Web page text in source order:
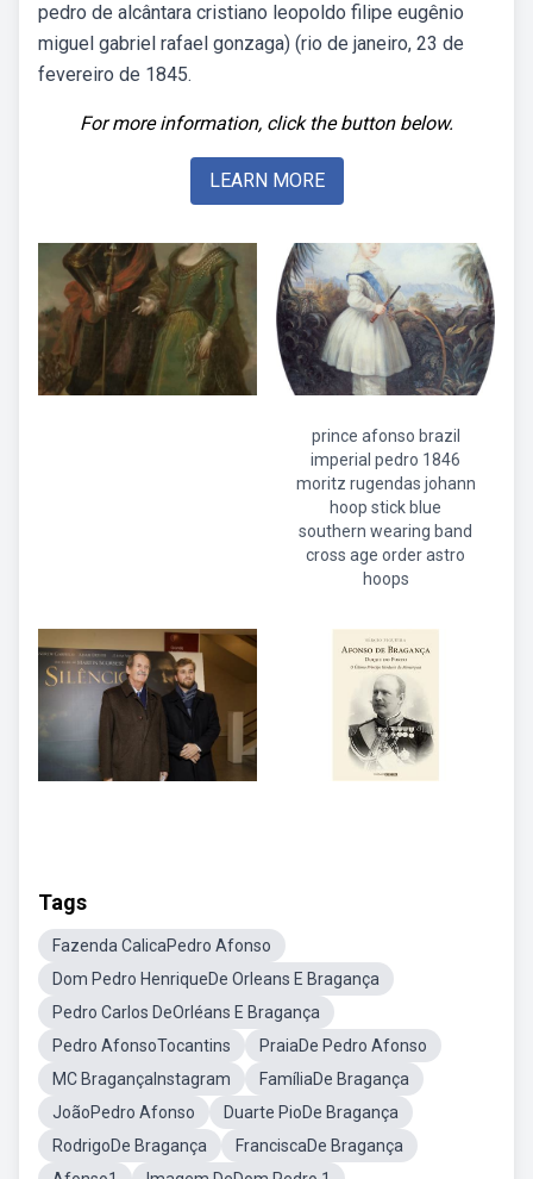
pedro de alcântara cristiano leopoldo filipe eugênio
miguel gabriel rafael gonzaga) (rio de janeiro, 23 de
fevereiro de 1845.
For more information, click the button below.
LEARN MORE
prince afonso brazil
imperial pedro 1846
moritz rugendas johann
hoop stick blue
southern wearing band
cross age order astro
hoops
Tags
Fazenda CalicaPedro Afonso
Dom Pedro HenriqueDe Orleans E Bragança
Pedro Carlos DeOrléans E Bragança
Pedro AfonsoTocantins
PraiaDe Pedro Afonso
MC BragançaInstagram
FamíliaDe Bragança
JoãoPedro Afonso
Duarte PioDe Bragança
RodrigoDe Bragança
FranciscaDe Bragança